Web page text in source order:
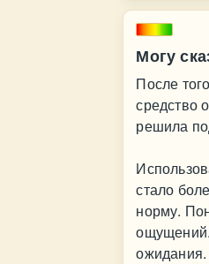
Могу
После
средство
решила
стало
норму.
ощущений.
ожидания.